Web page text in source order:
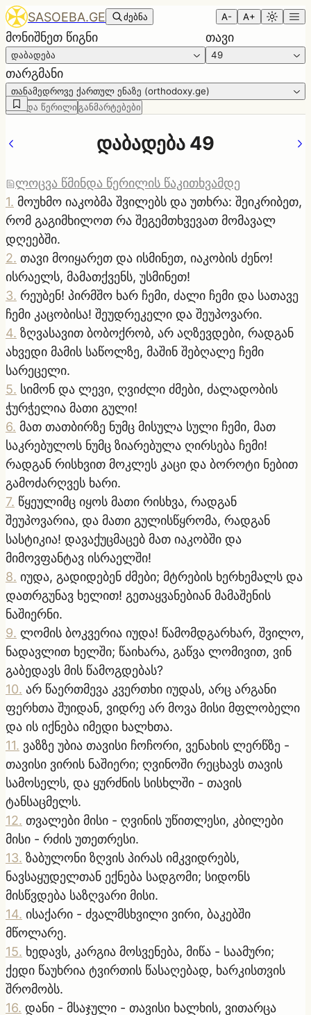
SASOEBA.GE ძებნა A- A+
მონიშნეთ წიგნი
დაბადება
თავი
49
თარგმანი
თანამედროვე ქართულ ენაზე (orthodoxy.ge)
წმინდა წერილი განმარტებები
დაბადება 49
ლოცვა წმინდა წერილის წაკითხვამდე
1. მოუხმო იაკობმა შვილებს და უთხრა: შეიკრიბეთ,
რომ გაგიმხილოთ რა შეგემთხვევათ მომავალ
დღეებში.
2. თავი მოიყარეთ და ისმინეთ, იაკობის ძენო!
ისრაელს, მამათქვენს, უსმინეთ!
3. რეუბენ! პირმშო ხარ ჩემი, ძალი ჩემი და სათავე
ჩემი კაცობისა! შეუდრეკელი და შეუპოვარი.
4. ზღვასავით ბობოქრობ, არ აღზევდები, რადგან
ახვედი მამის საწოლზე, მაშინ შებღალე ჩემი
სარეცელი.
5. სიმონ და ლევი, ღვიძლი ძმები, ძალადობის
ჭურჭელია მათი გული!
6. მათ თათბირზე ნუმც მისულა სული ჩემი, მათ
საკრებულოს ნუმც ზიარებულა ღირსება ჩემი!
რადგან რისხვით მოკლეს კაცი და ბოროტი ნებით
გამოძარღვეს ხარი.
7. წყეულიმც იყოს მათი რისხვა, რადგან
შეუპოვარია, და მათი გულისწყრომა, რადგან
სასტიკია! დავაქუცმაცებ მათ იაკობში და
მიმოვფანტავ ისრაელში!
8. იუდა, გადიდებენ ძმები; მტრების ხერხემალს და
დათრგუნავ ხელით! გეთაყვანებიან მამაშენის
ნაშიერნი.
9. ლომის ბოკვერია იუდა! წამომდგარხარ, შვილო,
ნადავლით ხელში; წაიხარა, გაწვა ლომივით, ვინ
გაბედავს მის წამოგდებას?
10. არ წაერთმევა კვერთხი იუდას, არც არგანი
ფერხთა შუიდან, ვიდრე არ მოვა მისი მფლობელი
და ის იქნება იმედი ხალხთა.
11. ვაზზე უბია თავისი ჩოჩორი, ვენახის ლერწზე -
თავისი ვირის ნაშიერი; ღვინოში რეცხავს თავის
სამოსელს, და ყურძნის სისხლში - თავის
ტანსაცმელს.
12. თვალები მისი - ღვინის უწითლესი, კბილები
მისი - რძის უთეთრესი.
13. ზაბულონი ზღვის პირას იმკვიდრებს,
ნავსაყუდელთან ექნება სადგომი; სიდონს
მისწვდება საზღვარი მისი.
14. ისაქარი - ძვალმსხვილი ვირი, ბაკებში
მწოლარე.
15. ხედავს, კარგია მოსვენება, მიწა - საამური;
ქედი წაუხრია ტვირთის წასაღებად, ხარკისთვის
შრომობს.
16. დანი - მსაჯული - თავისი ხალხის, ვითარცა